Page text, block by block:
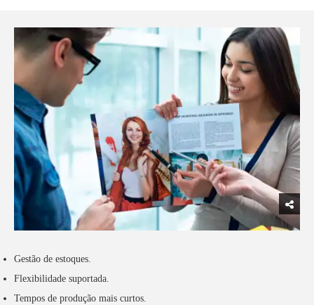
Gestão de estoques.
Flexibilidade suportada.
Tempos de produção mais curtos.